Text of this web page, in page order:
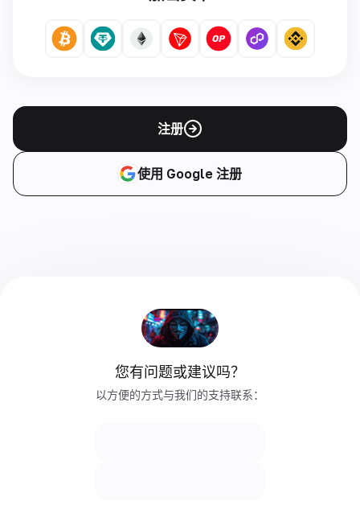
注册
使用 Google 注册
您有问题或建议吗？
以方便的方式与我们的支持联系：